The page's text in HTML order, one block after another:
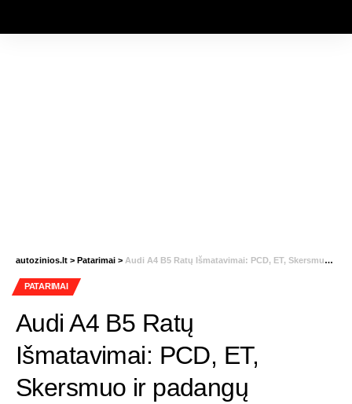
autozinios.lt > Patarimai > Audi A4 B5 Ratų Išmatavimai: PCD, ET, Skersmuo ir padangų matmenys
PATARIMAI
Audi A4 B5 Ratų
Išmatavimai: PCD, ET,
Skersmuo ir padangų